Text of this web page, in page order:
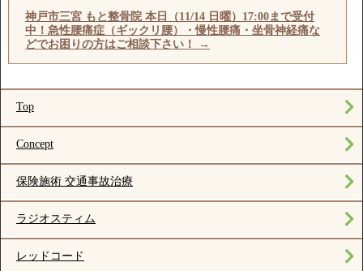
神戸市三宮 もと整骨院 本日（11/14 日曜）17:00まで受付
中！急性腰痛症（ギックリ腰）・慢性腰痛・坐骨神経痛な
どでお困りの方はご相談下さい！
→
Top
Concept
保険施術 交通事故治療
ラジオスティム
レッドコード